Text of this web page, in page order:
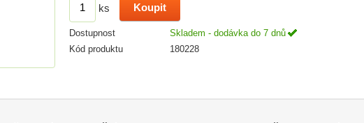
ks
Dostupnost
Skladem - dodávka do 7 dnů
Kód produktu
180228